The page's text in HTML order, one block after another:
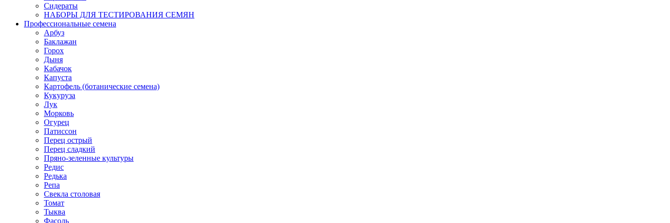
Сидераты
НАБОРЫ ДЛЯ ТЕСТИРОВАНИЯ СЕМЯН
Профессиональные семена
Арбуз
Баклажан
Горох
Дыня
Кабачок
Капуста
Картофель (ботанические семена)
Кукуруза
Лук
Морковь
Огурец
Патиссон
Перец острый
Перец сладкий
Пряно-зеленные культуры
Редис
Редька
Репа
Свекла столовая
Томат
Тыква
Фасоль